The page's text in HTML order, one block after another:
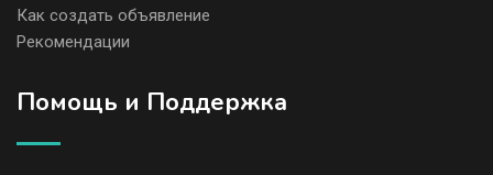
Как создать объявление
Рекомендации
Помощь и Поддержка